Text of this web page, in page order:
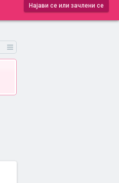
Најави се или зачлени се